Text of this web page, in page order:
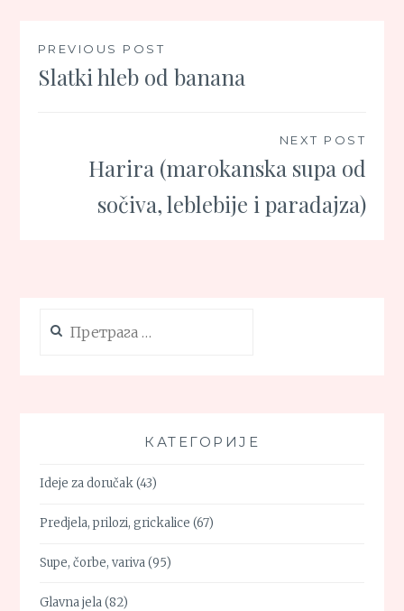
Кретање
чланка
PREVIOUS POST
Slatki hleb od banana
NEXT POST
Harira (marokanska supa od
sočiva, leblebije i paradajza)
за:
КАТЕГОРИЈЕ
Ideje za doručak(43)
Predjela, prilozi, grickalice (67)
Supe, čorbe, variva(95)
Glavna jela(82)